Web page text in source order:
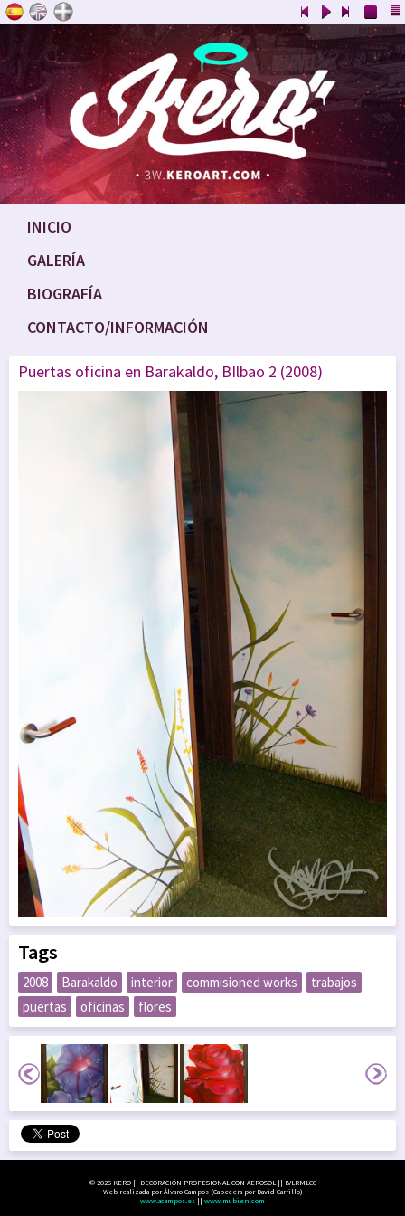
INICIO
GALERÍA
BIOGRAFÍA
CONTACTO/INFORMACIÓN
Puertas oficina en Barakaldo, BIlbao 2 (2008)
Tags
2008 Barakaldo interior commisioned works
trabajos
puertas
oficinas flores
© 2026 KERO || DECORACIÓN PROFESIONAL CON AEROSOL || LVLRMLCG
Web realizada por Álvaro Campos (Cabecera por David Carrillo)
www.acampos.es || www.mubien.com